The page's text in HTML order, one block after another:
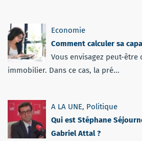
Economie
Comment calculer sa
Vous envisagez peut-être
immobilier. Dans ce cas, la pré...
A LA UNE, Politique
Qui est Stéphane
Gabriel Attal ?